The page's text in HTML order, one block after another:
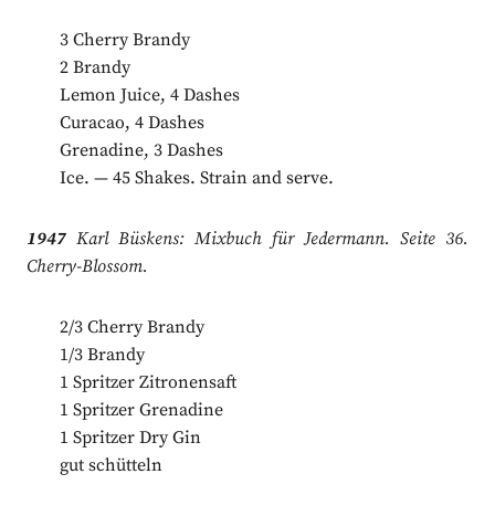
3 Cherry Brandy
2 Brandy
Lemon Juice, 4 Dashes
Curacao, 4 Dashes
Grenadine, 3 Dashes
Ice. — 45 Shakes. Strain and serve.
1947Karl Büskens: Mixbuch für Jedermann. Seite 36.
Cherry-Blossom.
2/3 Cherry Brandy
1/3 Brandy
1 Spritzer Zitronensaft
1 Spritzer Grenadine
1 Spritzer Dry Gin
gut schütteln